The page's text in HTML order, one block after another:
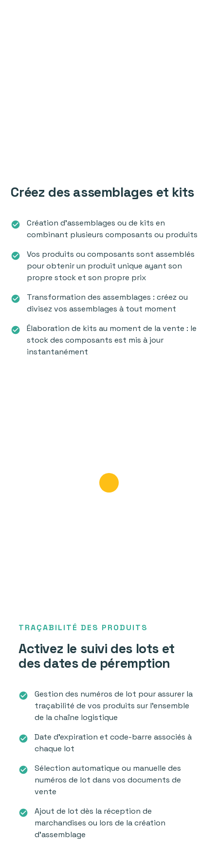
Créez des assemblages et kits
check_circle
Création d’assemblages ou de kits en
combinant plusieurs composants ou produits
check_circle
Vos produits ou composants sont assemblés
pour obtenir un produit unique ayant son
propre stock et son propre prix
check_circle
Transformation des assemblages : créez ou
divisez vos assemblages à tout moment
check_circle
Élaboration de kits au moment de la vente : le
stock des composants est mis à jour
instantanément
TRAÇABILITÉ DES PRODUITS
Activez le suivi des lots et
des dates de péremption
check_circle
Gestion des numéros de lot pour assurer la
traçabilité de vos produits sur l'ensemble
de la chaîne logistique
check_circle
Date d'expiration et code-barre associés à
chaque lot
check_circle
Sélection automatique ou manuelle des
numéros de lot dans vos documents de
vente
check_circle
Ajout de lot dès la réception de
marchandises ou lors de la création
d'assemblage